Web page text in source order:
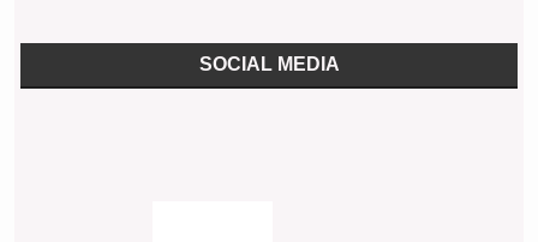
SOCIAL MEDIA